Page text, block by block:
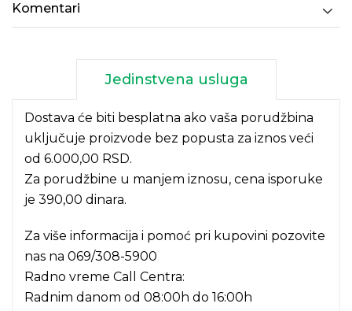
Komentari
Jedinstvena usluga
Dostava će biti besplatna ako vaša porudžbina
uključuje proizvode bez popusta za iznos veći
od 6.000,00 RSD.
Za porudžbine u manjem iznosu, cena isporuke
je 390,00 dinara.
Za više informacija i pomoć pri kupovini pozovite
nas na 069/308-5900
Radno vreme Call Centra:
Radnim danom od 08:00h do 16:00h